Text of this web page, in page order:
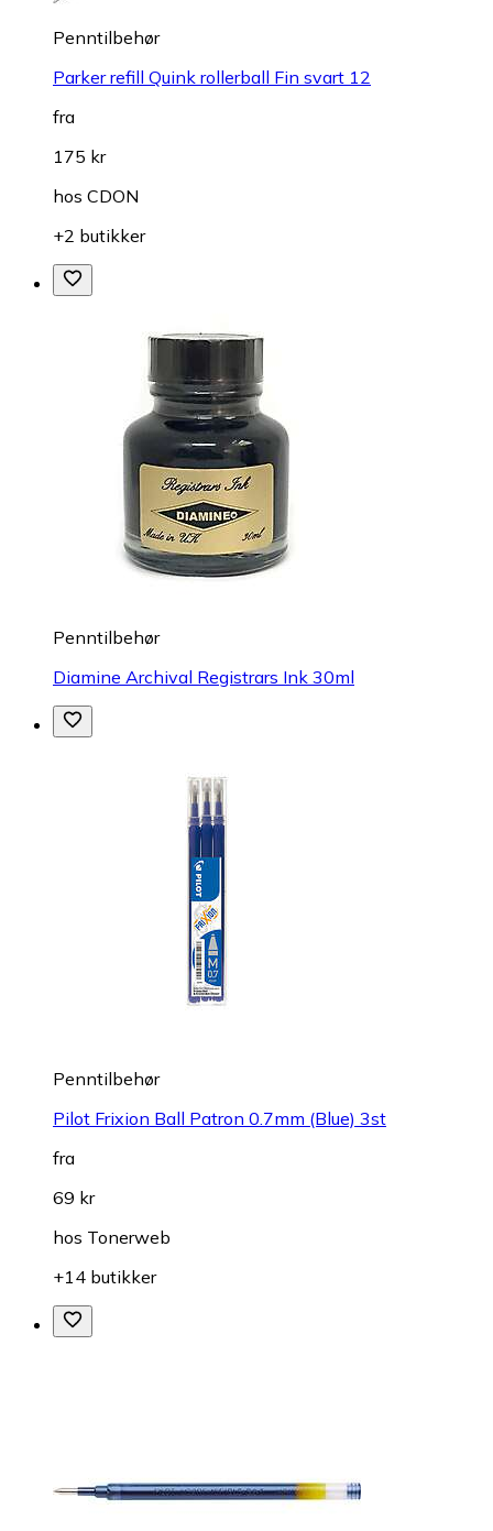
Penntilbehør
Parker refill Quink rollerball Fin svart 12
fra
175 kr
hos CDON
+2 butikker
Penntilbehør
Diamine Archival Registrars Ink 30ml
Penntilbehør
Pilot Frixion Ball Patron 0.7mm (Blue) 3st
fra
69 kr
hos Tonerweb
+14 butikker